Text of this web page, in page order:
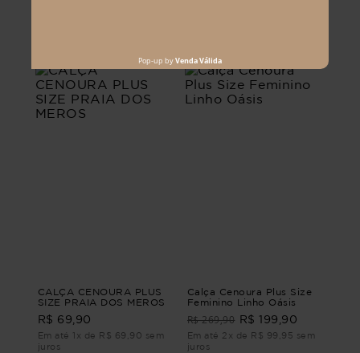
CALÇA CENOURA PLUS
SIZE PRAIA DOS MEROS
R$ 69,90
Em até 1x de R$ 69,90 sem
juros
Calça Cenoura Plus Size
Feminino Linho Oásis
R$ 269,90 R$ 199,90
Em até 2x de R$ 99,95 sem
juros